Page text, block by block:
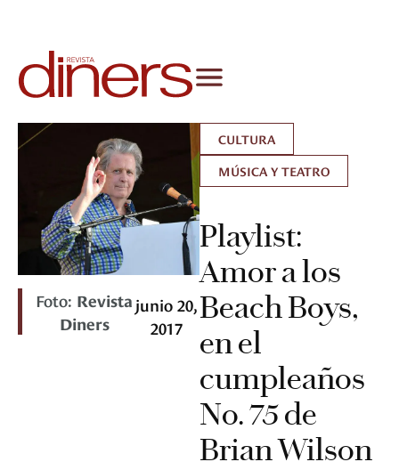
Foto: Revista
Diners
junio 20,
2017
CULTURA
MÚSICA Y TEATRO
Playlist:
Amor a los
Beach Boys,
en el
cumpleaños
No. 75 de
Brian Wilson